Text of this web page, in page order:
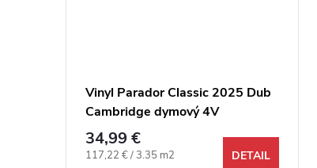
Vinyl Parador Classic 2025 Dub
Cambridge dymový 4V
34,99 €
Jednotková cena:
117,22 € / 3.35 m2
DETAIL